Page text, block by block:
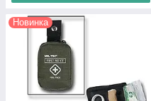
Новинка